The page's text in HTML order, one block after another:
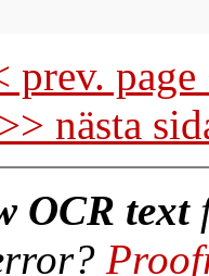
prev.
>> nästa
OCR text